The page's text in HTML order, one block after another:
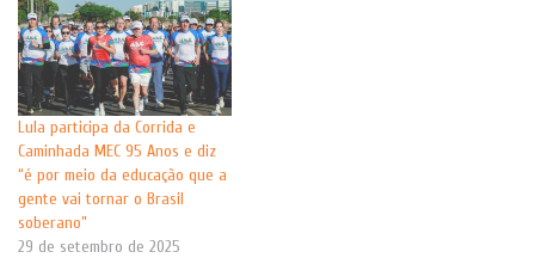
Lula participa da Corrida e
Caminhada MEC 95 Anos e diz
“é por meio da educação que a
gente vai tornar o Brasil
soberano”
29 de setembro de 2025